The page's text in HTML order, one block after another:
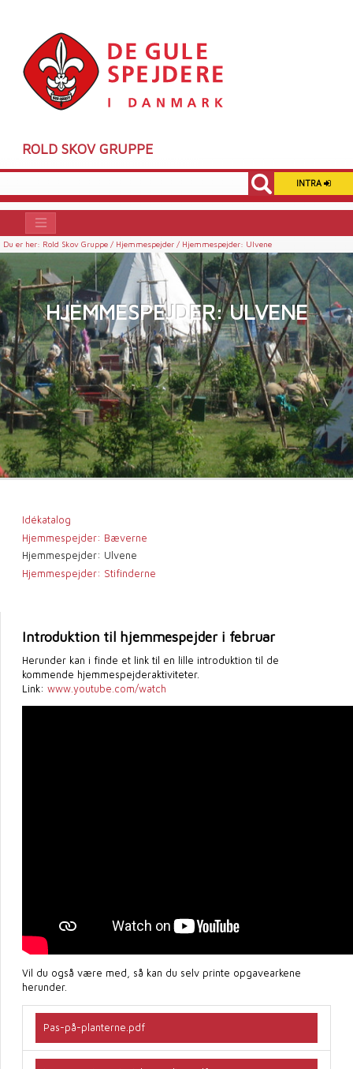
ROLD SKOV GRUPPE
INTRA
Du er her: Rold Skov Gruppe / Hjemmespejder / Hjemmespejder: Ulvene
HJEMMESPEJDER: ULVENE
Idékatalog
Hjemmespejder: Bæverne
Hjemmespejder: Ulvene
Hjemmespejder: Stifinderne
Introduktion til hjemmespejder i februar
Herunder kan i finde et link til en lille introduktion til de
kommende hjemmespejderaktiviteter.
Link:www.youtube.com/watch
Vil du også være med, så kan du selv printe opgavearkene
herunder.
Pas-på-planterne.pdf